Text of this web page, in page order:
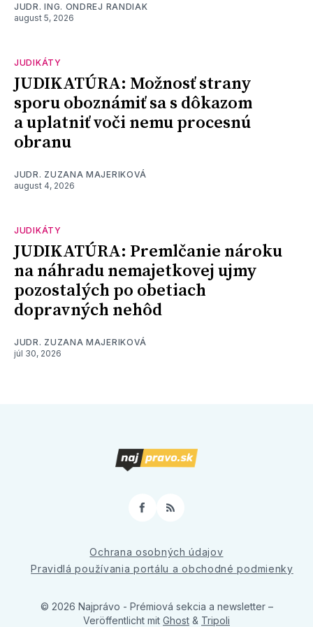
JUDR. ING. ONDREJ RANDIAK
august 5, 2026
JUDIKÁTY
JUDIKATÚRA: Možnosť strany
sporu oboznámiť sa s dôkazom
a uplatniť voči nemu procesnú
obranu
JUDR. ZUZANA MAJERIKOVÁ
august 4, 2026
JUDIKÁTY
JUDIKATÚRA: Premlčanie nároku
na náhradu nemajetkovej ujmy
pozostalých po obetiach
dopravných nehôd
JUDR. ZUZANA MAJERIKOVÁ
júl 30, 2026
Facebook
RSS
Ochrana osobných údajov
Pravidlá používania portálu a obchodné podmienky
© 2026 Najprávo - Prémiová sekcia a newsletter –
Veröffentlicht mit Ghost & Tripoli